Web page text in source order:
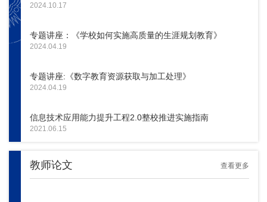
2024.10.17
专题讲座：《学校如何实施高质量的生涯规划教育》
2024.04.19
专题讲座:《数字教育资源获取与加工处理》
2024.04.19
信息技术应用能力提升工程2.0整校推进实施指南
2021.06.15
教师论文 查看更多